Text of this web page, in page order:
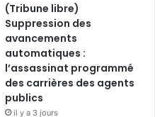
(Tribune libre)
Suppression des
avancements
automatiques :
l’assassinat programmé
des carrières des agents
publics
il y a 3 jours